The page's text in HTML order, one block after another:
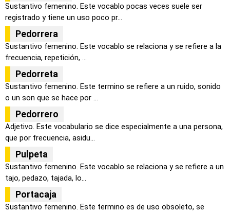
Sustantivo femenino. Este vocablo pocas veces suele ser
registrado y tiene un uso poco pr...
Pedorrera
Sustantivo femenino. Este vocablo se relaciona y se refiere a la
frecuencia, repetición, ...
Pedorreta
Sustantivo femenino. Este termino se refiere a un ruido, sonido
o un son que se hace por ...
Pedorrero
Adjetivo. Este vocabulario se dice especialmente a una persona,
que por frecuencia, asidu...
Pulpeta
Sustantivo femenino. Este vocablo se relaciona y se refiere a un
tajo, pedazo, tajada, lo...
Portacaja
Sustantivo femenino. Este termino es de uso obsoleto, se